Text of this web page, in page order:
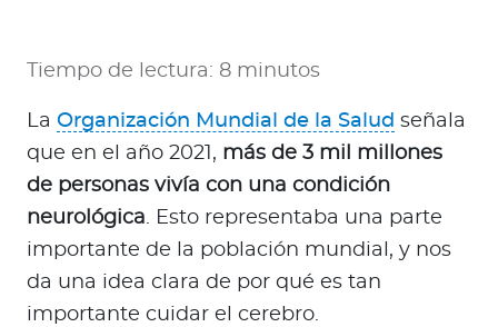
Tiempo de lectura: 8 minutos
La Organización Mundial de la Salud señala
que en el año 2021, más de 3 mil millones
de personas vivía con una condición
neurológica. Esto representaba una parte
importante de la población mundial, y nos
da una idea clara de por qué es tan
importante cuidar el cerebro.